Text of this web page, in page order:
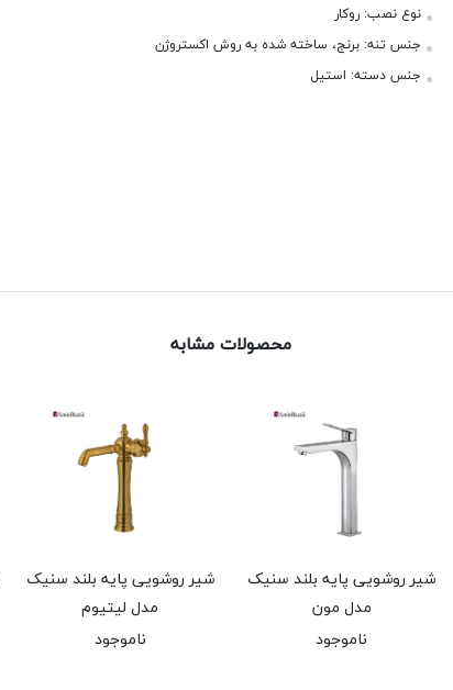
نوع نصب: روکار
جنس تنه: برنج، ساخته شده به روش اکستروژن
جنس دسته: استیل
محصولات مشابه
شیر روشویی پایه بلند سنیک
مدل مون
ناموجود
شیر روشویی پایه بلند سنیک
مدل لیتیوم
ناموجود